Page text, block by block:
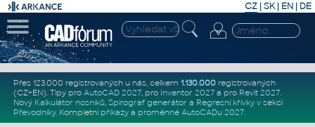
CZ | SK| EN | DE
Přes 123.000 registrovaných u nás, celkem 1.130.000registrovaných
(CZ+EN). Tipy pro AutoCAD 2027, pro Inventor 2027a pro Revit 2027.
Nový Kalkulátor nosníků, Spirograf generátor a Regresní křivkyv sekci
Převodníky. Kompletní příkazya proměnné AutoCADu 2027.